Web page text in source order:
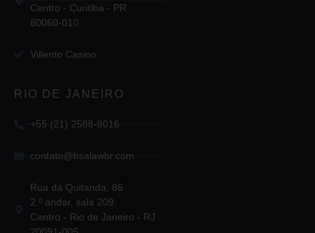
Centro - Curitiba - PR
80060-010
Villento Casino
RIO DE JANEIRO
+55 (21) 2588-8016
contato@bsalawbr.com
Rua da Quitanda, 86
2.º andar, sala 209
Centro - Rio de Janeiro - RJ